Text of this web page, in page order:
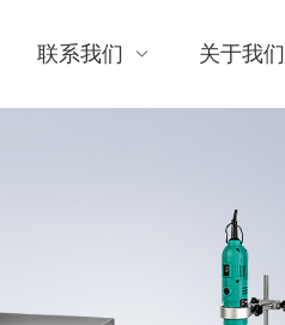
联系我们 关于我们